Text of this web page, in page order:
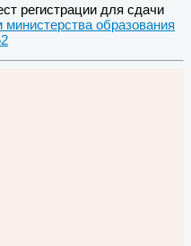
регистрации для сдачи
образования